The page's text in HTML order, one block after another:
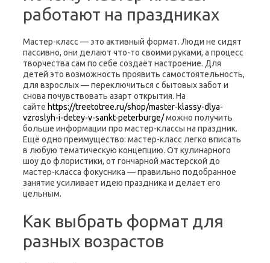
работают на праздниках
Мастер-класс — это активный формат. Люди не сидят
пассивно, они делают что-то своими руками, а процесс
творчества сам по себе создаёт настроение. Для
детей это возможность проявить самостоятельность,
для взрослых — переключиться с бытовых забот и
снова почувствовать азарт открытия. На
сайте https://treetotree.ru/shop/master-klassy-dlya-
vzroslyh-i-detey-v-sankt-peterburge/можно получить
больше информации про мастер-классы на праздник.
Ещё одно преимущество: мастер-класс легко вписать
в любую тематическую концепцию. От кулинарного
шоу до флористики, от гончарной мастерской до
мастер-класса фокусника — правильно подобранное
занятие усиливает идею праздника и делает его
цельным.
Как выбрать формат для
разных возрастов